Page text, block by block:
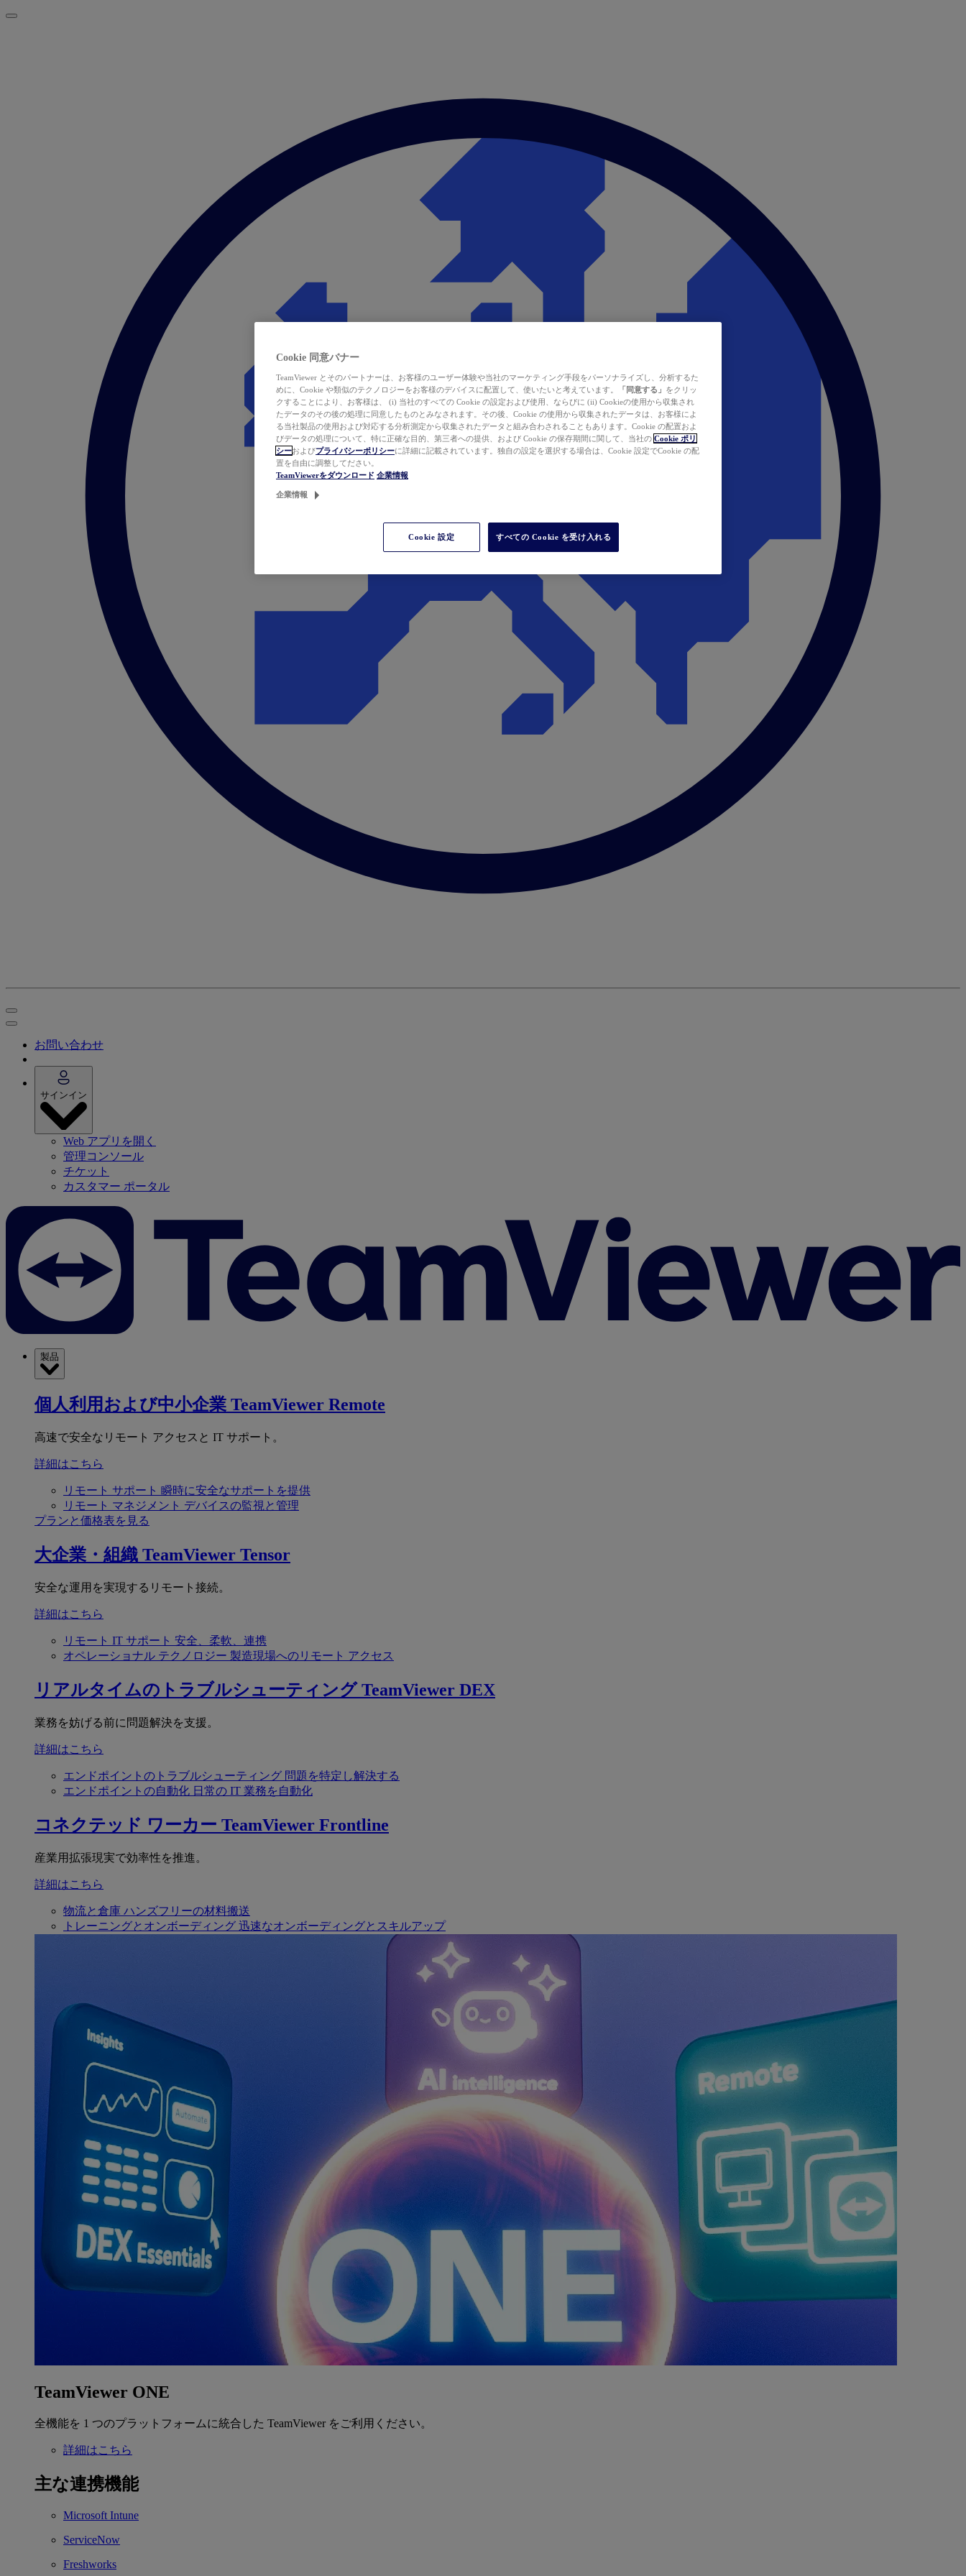
お問い合わせ
サインイン
Web アプリを開く
管理コンソール
チケット
カスタマー ポータル
製品
個人利用および中小企業 TeamViewer Remote
高速で安全なリモート アクセスと IT サポート。
詳細はこちら
リモート サポート 瞬時に安全なサポートを提供
リモート マネジメント デバイスの監視と管理
プランと価格表を見る
大企業・組織 TeamViewer Tensor
安全な運用を実現するリモート接続。
詳細はこちら
リモート IT サポート 安全、柔軟、連携
オペレーショナル テクノロジー 製造現場へのリモート アクセス
リアルタイムのトラブルシューティング TeamViewer DEX
業務を妨げる前に問題解決を支援。
詳細はこちら
エンドポイントのトラブルシューティング 問題を特定し解決する
エンドポイントの自動化 日常の IT 業務を自動化
コネクテッド ワーカー TeamViewer Frontline
産業用拡張現実で効率性を推進。
詳細はこちら
物流と倉庫 ハンズフリーの材料搬送
トレーニングとオンボーディング 迅速なオンボーディングとスキルアップ
TeamViewer ONE
全機能を 1 つのプラットフォームに統合した TeamViewer をご利用ください。
詳細はこちら
主な連携機能
Microsoft Intune
ServiceNow
Freshworks
Cookie 同意バナー
TeamViewer とそのパートナーは、お客様のユーザー体験や当社のマーケティング手段をパーソナライズし、分析するた
めに、Cookie や類似のテクノロジーをお客様のデバイスに配置して、使いたいと考えています。
「同意する」 をクリッ
クすることにより、お客様は、 (i) 当社のすべての Cookie の設定および使用、ならびに (ii) Cookieの使用から収集され
たデータのその後の処理に同意したものとみなされます。その後、Cookie の使用から収集されたデータは、お客様によ
る当社製品の使用および対応する分析測定から収集されたデータと組み合わされることもあります。Cookie の配置およ
びデータの処理について、特に正確な目的、第三者への提供、および Cookie の保存期間に関して、当社の Cookie ポリ
シーおよびプライバシーポリシーに詳細に記載されています。独自の設定を選択する場合は、Cookie 設定でCookie の配
置を自由に調整してださい。
TeamViewerをダウンロード 企業情報
企業情報
Cookie 設定 すべての Cookie を受け入れる